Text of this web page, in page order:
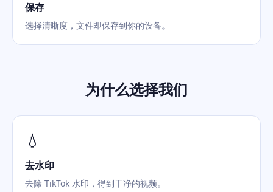
保存
选择清晰度，文件即保存到你的设备。
为什么选择我们
💧
去水印
去除 TikTok 水印，得到干净的视频。